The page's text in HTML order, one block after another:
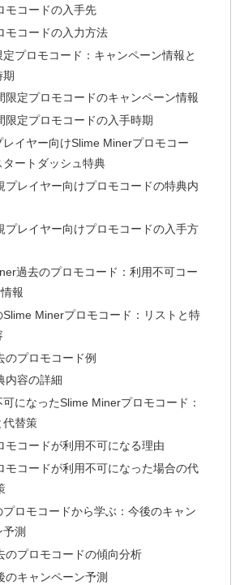
モコードの入手先
モコードの入力方法
定プロモコード：キャンペーン情報と
期
限定プロモコードのキャンペーン情報
限定プロモコードの入手時期
レイヤー向けSlime Minerプロモコー
タートダッシュ特典
プレイヤー向けプロモコードの特典内
プレイヤー向けプロモコードの入手方
過去のプロモコード：利用不可コー
報
Slime Minerプロモコード：リストと特
のプロモコード例
内容の詳細
可になったSlime Minerプロモコード：
代替策
モコードが利用不可になる理由
モコードが利用不可になった場合の代
プロモコードから学ぶ：今後のキャン
測
のプロモコードの傾向分析
のキャンペーン予測